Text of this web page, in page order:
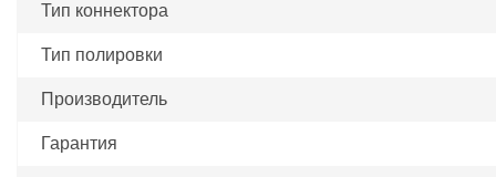
Тип коннектора
Тип полировки
Производитель
Гарантия